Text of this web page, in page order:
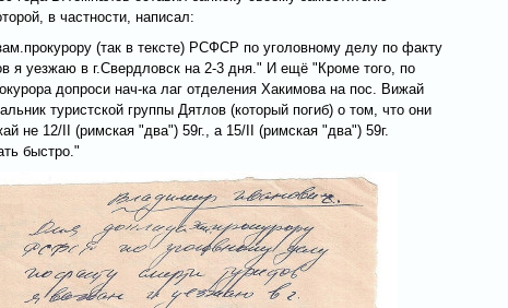
в частности, написал:
(так в тексте) РСФСР по уголовному делу по факту
я уезжаю в г.Свердловск на 2-3 дня." И ещё "Кроме того, по
допроси нач-ка лаг отделения Хакимова на пос. Вижай
туристской группы Дятлов (который погиб) о том, что они
не 12/II (римская "два") 59г., а 15/II (римская "два") 59г.
быстро."